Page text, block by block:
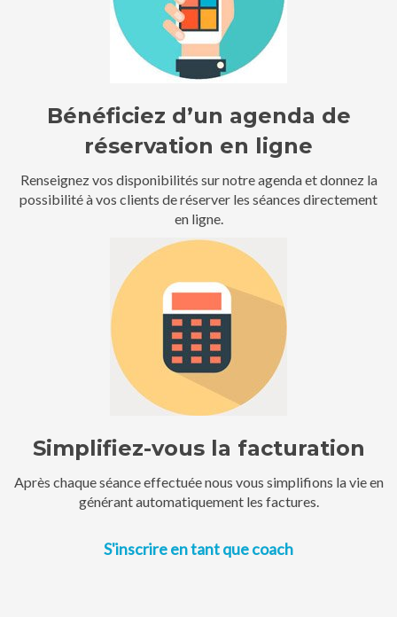
Bénéficiez d’un agenda de
réservation en ligne
Renseignez vos disponibilités sur notre agenda et donnez la
possibilité à vos clients de réserver les séances directement
en ligne.
Simplifiez-vous la facturation
Après chaque séance effectuée nous vous simplifions la vie en
générant automatiquement les factures.
S'inscrire en tant que coach